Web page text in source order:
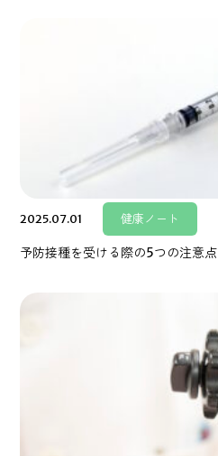
2025.07.01 健康ノート
予防接種を受ける際の5つの注意点